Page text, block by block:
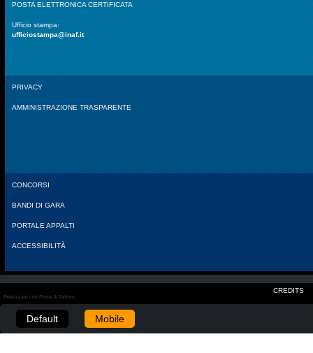
POSTA ELETTRONICA CERTIFICATA
Ufficio stampa:
ufficiostampa@inaf.it
PRIVACY
AMMINISTRAZIONE TRASPARENTE
CONCORSI
BANDI DI GARA
PORTALE APPALTI
ACCESSIBILITÀ
CREDITS
Realizzato con Plone & Python
Default Mobile